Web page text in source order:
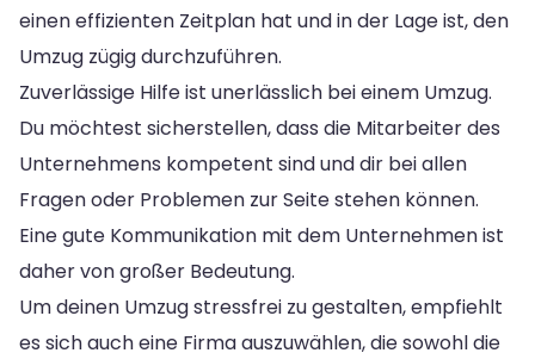
einen effizienten Zeitplan hat und in der Lage ist, den
Umzug zügig durchzuführen.
Zuverlässige Hilfe ist unerlässlich bei einem Umzug.
Du möchtest sicherstellen, dass die Mitarbeiter des
Unternehmens kompetent sind und dir bei allen
Fragen oder Problemen zur Seite stehen können.
Eine gute Kommunikation mit dem Unternehmen ist
daher von großer Bedeutung.
Um deinen Umzug stressfrei zu gestalten, empfiehlt
es sich auch eine Firma auszuwählen, die sowohl die